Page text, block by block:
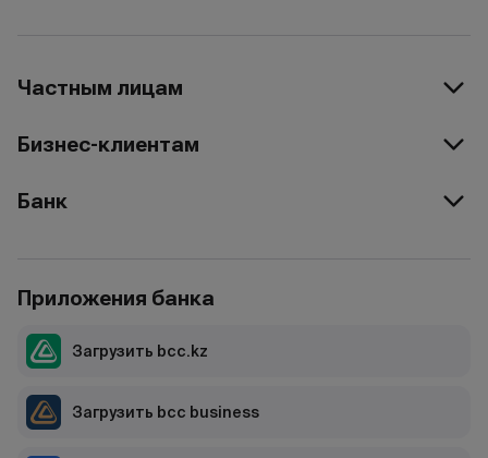
Частным лицам
Бизнес-клиентам
Банк
Приложения банка
Загрузить bcc.kz
Загрузить bcc business